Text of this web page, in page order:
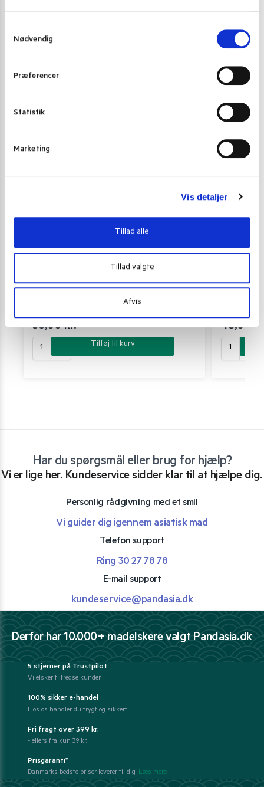
Nødvendig
Præferencer
Statistik
Marketing
Vis detaljer
Tillad alle
Tillad valgte
Afvis
GRILL MARINADE
Lee Kum Kee guilin style chilli sauce 368 g.
36,00kr.
Tilføj til kurv
SRIRACHA
GRILL
48,00
Har du spørgsmål eller brug for hjælp?
Vi er lige her. Kundeservice sidder klar til at hjælpe dig.
Personlig rådgivning med et smil
Vi guider dig igennem asiatisk mad
Telefon support
Ring 30 27 78 78
E-mail support
kundeservice@pandasia.dk
Derfor har 10.000+ madelskere valgt Pandasia.dk
5 stjerner på Trustpilot
Vi elsker tilfredse kunder
100% sikker e-handel
Hos os handler du trygt og sikkert
Fri fragt over 399 kr.
- ellers fra kun 39 kr.
Prisgaranti*
Danmarks bedste priser leveret til dig. Læs mere